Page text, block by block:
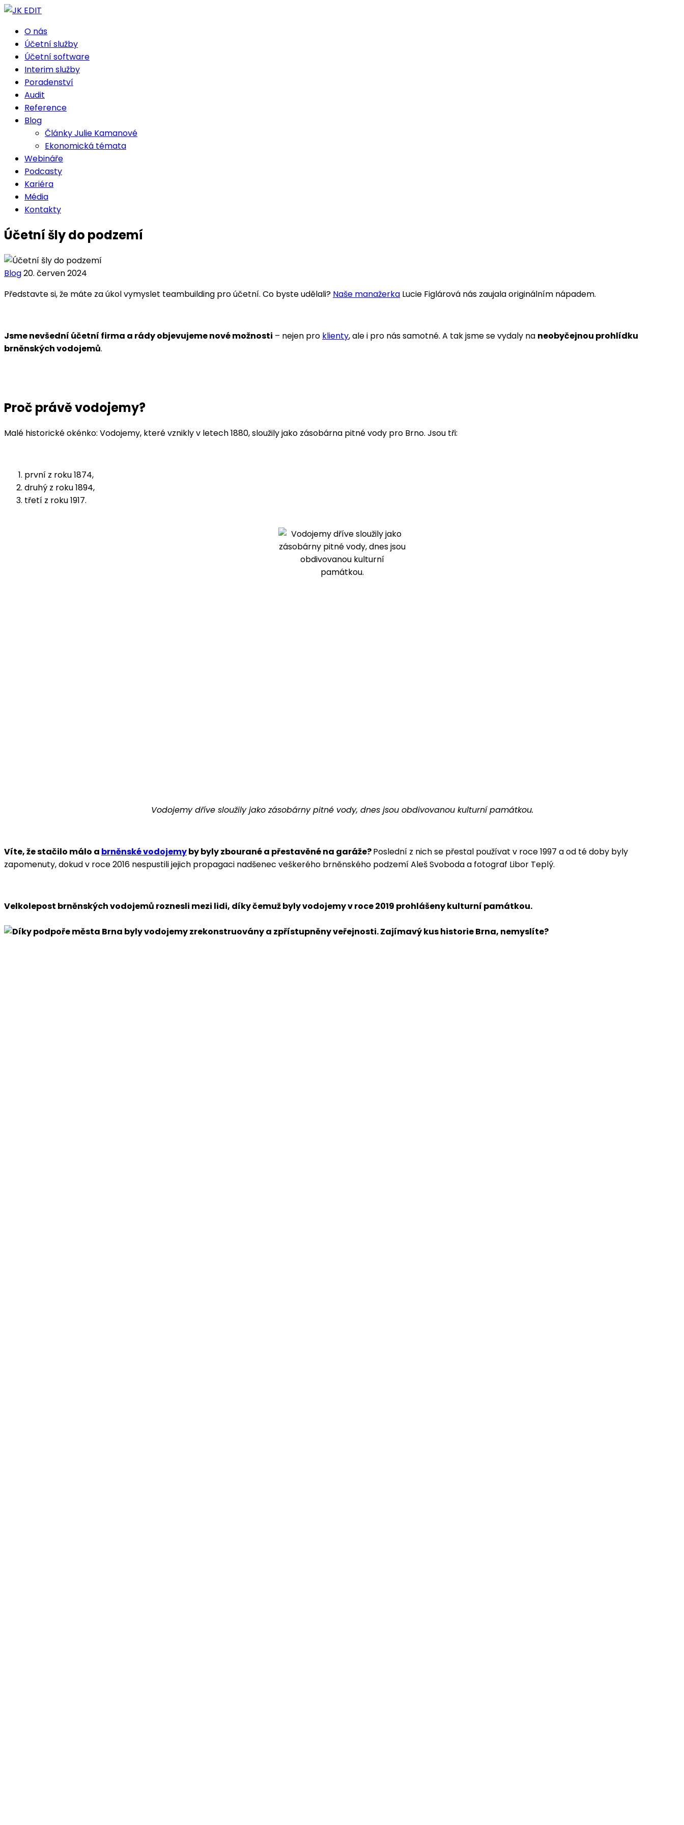
O nás
Účetní služby
Účetní software
Interim služby
Poradenství
Audit
Reference
Blog
Články Julie Kamanové
Ekonomická témata
Webináře
Podcasty
Kariéra
Média
Kontakty
Účetní šly do podzemí
Blog20. červen 2024
Představte si, že máte za úkol vymyslet teambuilding pro účetní. Co byste udělali? Naše manažerka Lucie Figlárová nás zaujala originálním nápadem.
Jsme nevšední účetní firma a rády objevujeme nové možnosti – nejen pro klienty, ale i pro nás samotné. A tak jsme se vydaly na neobyčejnou prohlídku
brněnských vodojemů.
Proč právě vodojemy?
Malé historické okénko: Vodojemy, které vznikly v letech 1880, sloužily jako zásobárna pitné vody pro Brno. Jsou tři:
první z roku 1874,
druhý z roku 1894,
třetí z roku 1917.
Vodojemy dříve sloužily jako zásobárny pitné vody, dnes jsou obdivovanou kulturní památkou.
Víte, že stačilo málo a brněnské vodojemyby byly zbourané a přestavěné na garáže?Poslední z nich se přestal používat v roce 1997 a od té doby byly
zapomenuty, dokud v roce 2016 nespustili jejich propagaci nadšenec veškerého brněnského podzemí Aleš Svoboda a fotograf Libor Teplý.
Velkolepost brněnských vodojemů roznesli mezi lidi, díky čemuž byly vodojemy v roce 2019 prohlášeny kulturní památkou.